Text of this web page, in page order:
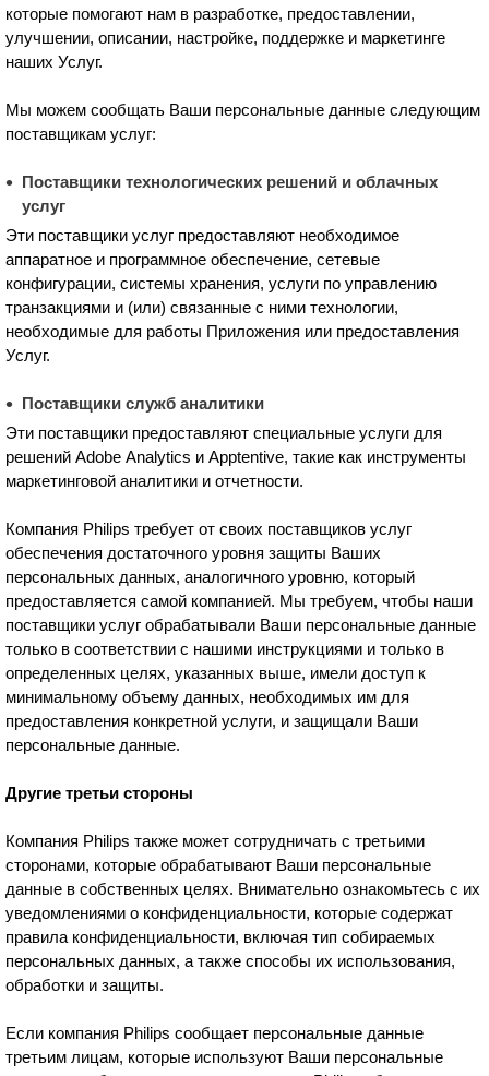
которые помогают нам в разработке, предоставлении,
улучшении, описании, настройке, поддержке и маркетинге
наших Услуг.
Мы можем сообщать Ваши персональные данные следующим
поставщикам услуг:
Поставщики технологических решений и облачных
услуг
Эти поставщики услуг предоставляют необходимое
аппаратное и программное обеспечение, сетевые
конфигурации, системы хранения, услуги по управлению
транзакциями и (или) связанные с ними технологии,
необходимые для работы Приложения или предоставления
Услуг.
Поставщики служб аналитики
Эти поставщики предоставляют специальные услуги для
решений Adobe Analytics и Apptentive, такие как инструменты
маркетинговой аналитики и отчетности.
Компания Philips требует от своих поставщиков услуг
обеспечения достаточного уровня защиты Ваших
персональных данных, аналогичного уровню, который
предоставляется самой компанией. Мы требуем, чтобы наши
поставщики услуг обрабатывали Ваши персональные данные
только в соответствии с нашими инструкциями и только в
определенных целях, указанных выше, имели доступ к
минимальному объему данных, необходимых им для
предоставления конкретной услуги, и защищали Ваши
персональные данные.
Другие третьи стороны
Компания Philips также может сотрудничать с третьими
сторонами, которые обрабатывают Ваши персональные
данные в собственных целях. Внимательно ознакомьтесь с их
уведомлениями о конфиденциальности, которые содержат
правила конфиденциальности, включая тип собираемых
персональных данных, а также способы их использования,
обработки и защиты.
Если компания Philips сообщает персональные данные
третьим лицам, которые используют Ваши персональные